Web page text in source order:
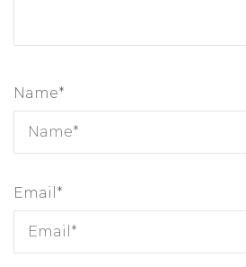
Name*
Email *